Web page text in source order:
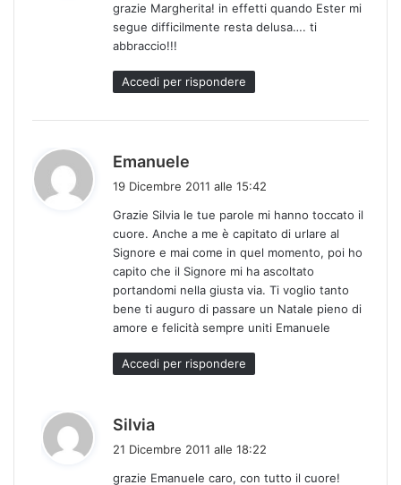
e
t
t
o
:
grazie Margherita! in effetti quando Ester mi
segue difficilmente resta delusa…. ti
abbraccio!!!
Accedi per rispondere
Emanuele
e
t
t
o
19 Dicembre 2011 alle 15:42
Grazie Silvia le tue parole mi hanno toccato il
cuore. Anche a me è capitato di urlare al
Signore e mai come in quel momento, poi ho
capito che il Signore mi ha ascoltato
portandomi nella giusta via. Ti voglio tanto
bene ti auguro di passare un Natale pieno di
amore e felicità sempre uniti Emanuele
Accedi per rispondere
Silvia
21 Dicembre 2011 alle 18:22
grazie Emanuele caro, con tutto il cuore!